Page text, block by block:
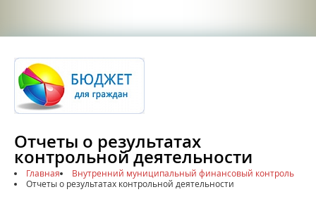
Отчеты о результатах
контрольной деятельности
Главная
Внутренний муниципальный финансовый контроль
Отчеты о результатах контрольной деятельности